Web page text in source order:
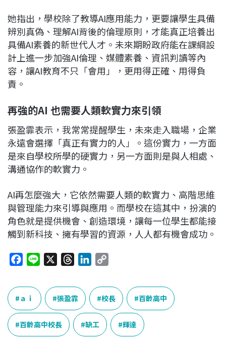
她指出，學校除了教導AI應用能力，更要讓學生具備
辨別真偽、理解AI背後的倫理原則，才能真正培養出
具備AI素養的新世代人才。未來期盼政府能在課綱設
計上進一步加強AI倫理、媒體素養、資訊判讀等內
容，讓AI教育不只「會用」，更用得正確、用得負
責。
再強的AI 也需要人類軟實力來引領
張盈霏表示，我常常提醒學生，未來走入職場，企業
永遠會選擇「真正有實力的人」。這份實力，一方面
是來自學校所學的硬實力，另一方面則是與人相處、
溝通協作的軟實力。
AI再怎麼強大，它依然需要人類的軟實力、高階思維
與管理能力來引導與應用。而學校在這其中，扮演的
角色就是提供機會、創造環境，讓每一位學生都能接
觸到新科技、擁有學習的資源，人人都有機會成功。
c
e
b
o
o
e
r
e
a
n
e
d
I
p
y
L
i
ａｉ 張盈霏 校長 百齡高中
百齡高中校長 缺工 輝達